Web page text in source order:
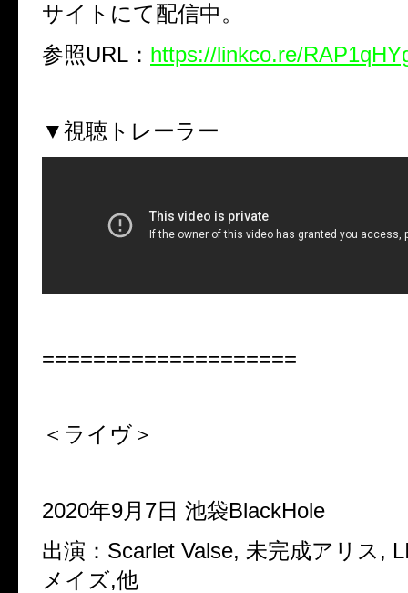
サイトにて配信中。
参照URL： https://linkco.re/
▼視聴トレーラー
====================
＜ライヴ＞
2020年9月7日 池袋BlackHole
出演：Scarlet Valse, 未完成アリス,
メイズ,他